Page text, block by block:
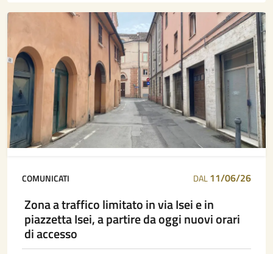
COMUNICATI DAL11/06/26
Zona a traffico limitato in via Isei e in
piazzetta Isei, a partire da oggi nuovi orari
di accesso